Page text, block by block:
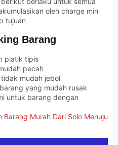
oleh charge min
tujuan
Barang
platik tipis
pecah
mudah jebol
yang mudah rusak
untuk barang dengan
Barang Murah Dari Solo Menuju